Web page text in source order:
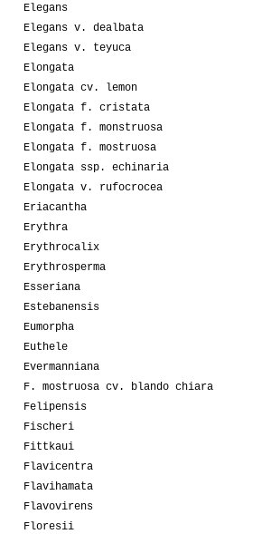
Elegans
Elegans v. dealbata
Elegans v. teyuca
Elongata
Elongata cv. lemon
Elongata f. cristata
Elongata f. monstruosa
Elongata f. mostruosa
Elongata ssp. echinaria
Elongata v. rufocrocea
Eriacantha
Erythra
Erythrocalix
Erythrosperma
Esseriana
Estebanensis
Eumorpha
Euthele
Evermanniana
F. mostruosa cv. blando chiara
Felipensis
Fischeri
Fittkaui
Flavicentra
Flavihamata
Flavovirens
Floresii